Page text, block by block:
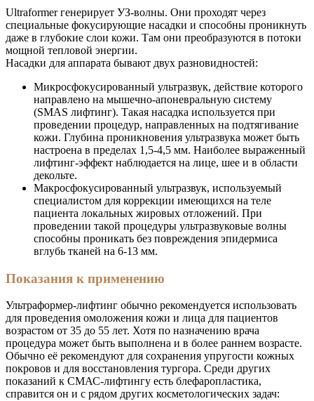
Ultraformer генерирует УЗ-волны. Они проходят через
специальные фокусирующие насадки и способны проникнуть
даже в глубокие слои кожи. Там они преобразуются в потоки
мощной тепловой энергии.
Насадки для аппарата бывают двух разновидностей:
Микросфокусированный ультразвук, действие которого
направлено на мышечно-апоневральную систему
(SMAS лифтинг). Такая насадка используется при
проведении процедур, направленных на подтягивание
кожи. Глубина проникновения ультразвука может быть
настроена в пределах 1,5-4,5 мм. Наиболее выраженный
лифтинг-эффект наблюдается на лице, шее и в области
декольте.
Макросфокусированный ультразвук, используемый
специалистом для коррекции имеющихся на теле
пациента локальных жировых отложений. При
проведении такой процедуры ультразвуковые волны
способны проникать без повреждения эпидермиса
вглубь тканей на 6-13 мм.
Показания к применению
Ультраформер-лифтинг обычно рекомендуется использовать
для проведения омоложения кожи и лица для пациентов
возрастом от 35 до 55 лет. Хотя по назначению врача
процедура может быть выполнена и в более раннем возрасте.
Обычно её рекомендуют для сохранения упругости кожных
покровов и для восстановления тургора. Среди других
показаний к СМАС-лифтингу есть блефаропластика,
справится он и с рядом других косметологических задач: